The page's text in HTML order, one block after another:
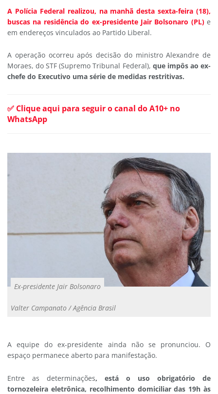
A Polícia Federal realizou, na manhã desta sexta-feira (18),
buscas na residência do ex-presidente Jair Bolsonaro (PL)e
em endereços vinculados ao Partido Liberal.
A operação ocorreu após decisão do ministro Alexandre de
Moraes, do STF (Supremo Tribunal Federal), que impôs ao ex-
chefe do Executivo uma série de medidas restritivas.
✅ Clique aqui para seguir o canal do A10+ no
WhatsApp
Ex-presidente Jair Bolsonaro
Valter Campanato / Agência Brasil
A equipe do ex-presidente ainda não se pronunciou. O
espaço permanece aberto para manifestação.
Entre as determinações, está o uso obrigatório de
tornozeleira eletrônica, recolhimento domiciliar das 19h às